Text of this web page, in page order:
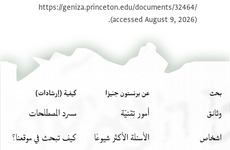
https://geniza.princeton.edu/documents/32464/
(accessed August 9, 2026).
بحث
وثائق
اشخاص
عن برنستون جنيزا
أمور تِقنيّة
الأسئلة الأكثر شيوعًا
كيفية (إرشادات)
مسرد المصطلحات
كيف تبحث في موقعنا؟